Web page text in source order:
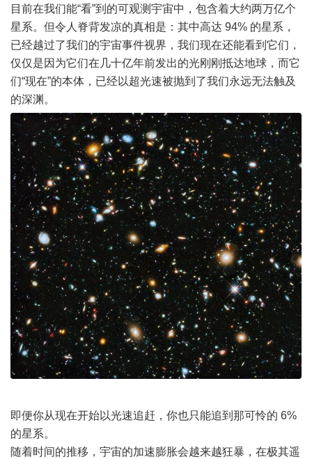
目前在我们能“看”到的可观测宇宙中，包含着大约两万亿个
星系。但令人脊背发凉的真相是：其中高达 94% 的星系，
已经越过了我们的宇宙事件视界，我们现在还能看到它们，
仅仅是因为它们在几十亿年前发出的光刚刚抵达地球，而它
们“现在”的本体，已经以超光速被抛到了我们永远无法触及
的深渊。
即便你从现在开始以光速追赶，你也只能追到那可怜的 6%
的星系。
随着时间的推移，宇宙的加速膨胀会越来越狂暴，在极其遥